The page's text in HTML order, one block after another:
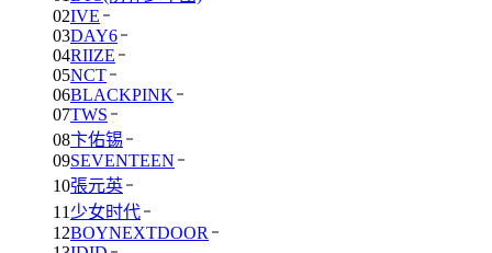
02IVE
03DAY6
04RIIZE
05NCT
06BLACKPINK
07TWS
08卞佑锡
09SEVENTEEN
10張元英
11 少女时代
12BOYNEXTDOOR